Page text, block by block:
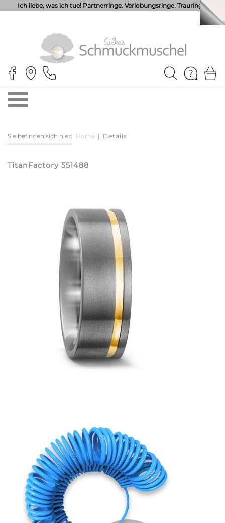
Ich liebe, was ich tue! Partnerringe. Verlobungsringe. Trauringe.
Sie befinden sich hier: Home | Details
TitanFactory 551488